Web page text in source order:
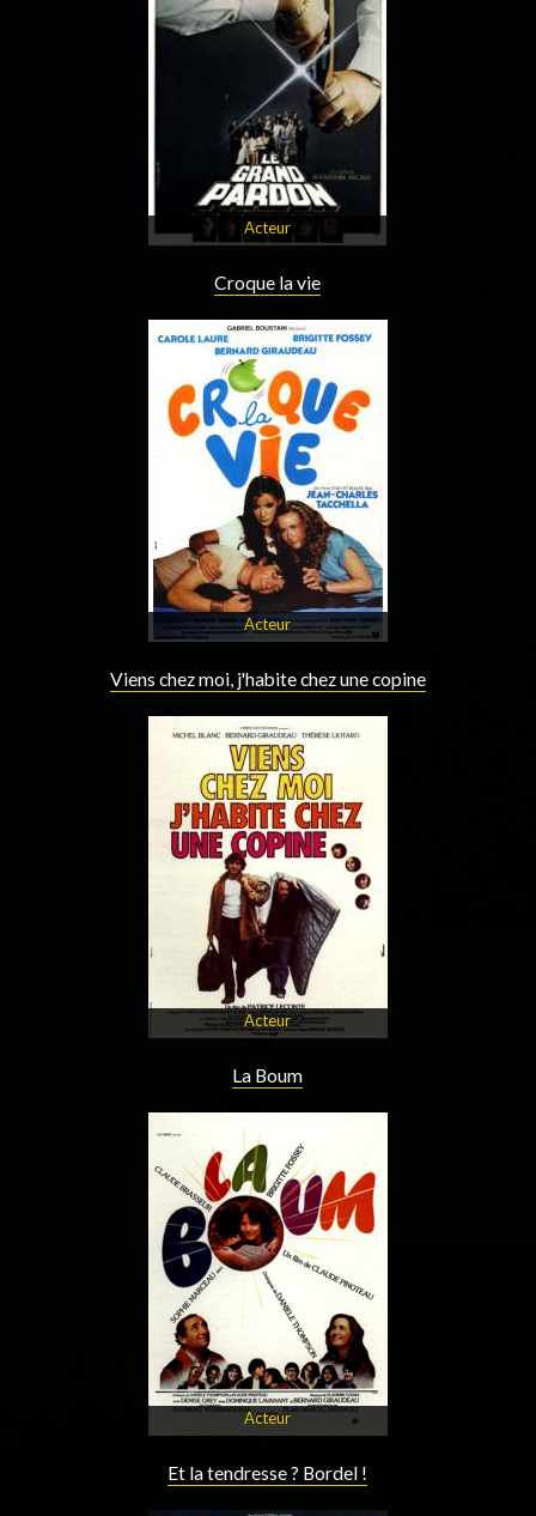
Acteur
Croque la vie
Acteur
Viens chez moi, j'habite chez une copine
Acteur
La Boum
Acteur
Et la tendresse ? Bordel !